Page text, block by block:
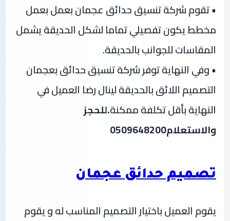
• تقوم شركة تنسيق حدائق عجمان بعمل بعمل
مخطط يكون تفصيلي تماما لشكل الحديقة يشمل
المقاسات للجوانب بالحديقة.
• وفي النهاية توفر شركة تنسيق حدائق بعجمان
التصميم اللائق بالحديقة لينال رضا العميل في
النهاية بأقل تكلفة ممكنة.للحجز
والاستعلام0509648200
تصميم حدائق عجمان
يقوم العميل باختيار التصميم المناسب له و يقوم